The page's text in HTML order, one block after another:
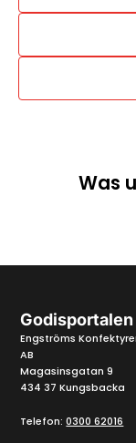
Was
Godisportalen
Engströms
AB
Magasinsgatan 9
434 37 Kungsbacka
Telefon:0300 62016